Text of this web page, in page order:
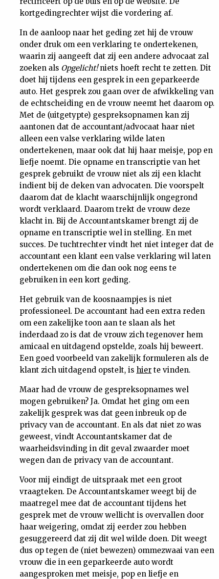
kortgedingrechter wijst die vordering af.
In de aanloop naar het geding zet hij de vrouw
onder druk om een verklaring te ondertekenen,
waarin zij aangeeft dat zij een andere advocaat zal
zoeken als Opgelicht!niets hoeft recht te zetten. Dit
doet hij tijdens een gesprek in een geparkeerde
auto. Het gesprek zou gaan over de afwikkeling van
de echtscheiding en de vrouw neemt het daarom op.
Met de (uitgetypte) gespreksopnamen kan zij
aantonen dat de accountant/advocaat haar niet
alleen een valse verklaring wilde laten
ondertekenen, maar ook dat hij haar meisje, pop en
liefje noemt. Die opname en transcriptie van het
gesprek gebruikt de vrouw niet als zij een klacht
indient bij de deken van advocaten. Die voorspelt
daarom dat de klacht waarschijnlijk ongegrond
wordt verklaard. Daarom trekt de vrouw deze
klacht in. Bij de Accountantskamer brengt zij de
opname en transcriptie wel in stelling. En met
succes. De tuchtrechter vindt het niet integer dat de
accountant een klant een valse verklaring wil laten
ondertekenen om die dan ook nog eens te
gebruiken in een kort geding.
Het gebruik van de koosnaampjes is niet
professioneel. De accountant had een extra reden
om een zakelijke toon aan te slaan als het
inderdaad zo is dat de vrouw zich tegenover hem
amicaal en uitdagend opstelde, zoals hij beweert.
Een goed voorbeeld van zakelijk formuleren als de
klant zich uitdagend opstelt, is hier te vinden.
Maar had de vrouw de gespreksopnames wel
mogen gebruiken? Ja. Omdat het ging om een
zakelijk gesprek was dat geen inbreuk op de
privacy van de accountant. En als dat niet zo was
geweest, vindt Accountantskamer dat de
waarheidsvinding in dit geval zwaarder moet
wegen dan de privacy van de accountant.
Voor mij eindigt de uitspraak met een groot
vraagteken. De Accountantskamer weegt bij de
maatregel mee dat de accountant tijdens het
gesprek met de vrouw wellicht is overvallen door
haar weigering, omdat zij eerder zou hebben
gesuggereerd dat zij dit wel wilde doen. Dit weegt
dus op tegen de (niet bewezen) ommezwaai van een
vrouw die in een geparkeerde auto wordt
aangesproken met meisje, pop en liefje en